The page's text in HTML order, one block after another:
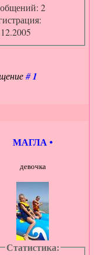
2
#1
МАГЛА•
девочка
Статистика: